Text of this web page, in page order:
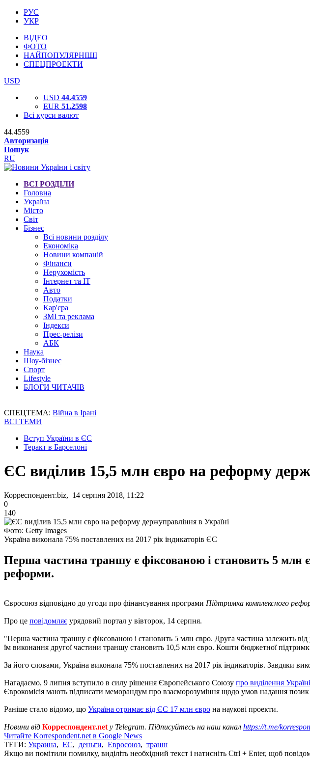
РУС
УКР
ВІДЕО
ФОТО
НАЙПОПУЛЯРНІШІ
СПЕЦПРОЕКТИ
USD
USD 44.4559
EUR 51.2598
Всі курси валют
44.4559
Авторизація
Пошук
RU
ВСІ РОЗДІЛИ
Головна
Україна
Місто
Світ
Бізнес
Всі новини розділу
Економіка
Новини компаній
Фінанси
Нерухомість
Інтернет та IT
Авто
Податки
Кар'єра
ЗМІ та реклама
Індекси
Прес-релізи
АБК
Наука
Шоу-бізнес
Спорт
Lifestyle
БЛОГИ ЧИТАЧІВ
СПЕЦТЕМА: Війна в Ірані
ВСІ ТЕМИ
Вступ України в ЄС
Теракт в Барселоні
ЄС виділив 15,5 млн євро на реформу
Корреспондент.biz, 14 серпня 2018, 11:22
0
140
Фото: Getty Images
Україна виконала 75% поставлених на 2017 рік індикаторів ЄС
Перша частина траншу є фіксованою і становить 5 млн
реформи.
Євросоюз відповідно до угоди про фінансування програми Підтримка комплексного
Про це повідомляє урядовий портал у вівторок, 14 серпня.
"Перша частина траншу є фіксованою і становить 5 млн євро. Друга частина залежить
їм виконання другої частини траншу становить 10,5 млн євро. Кошти бюджетної
За його словами, Україна виконала 75% поставлених на 2017 рік індикаторів. Завдяки
Нагадаємо, 9 липня вступило в силу рішення Європейського Союзу про виділення
Єврокомісія мають підписати меморандум про взаєморозуміння щодо умов надання
Раніше стало відомо, що Україна отримає від ЄС 17 млн ​​євро на наукові проекти.
Новини від Корреспондент.net у Telegram. Підписуйтесь на наш канал https://t.me/
Читайте Korrespondent.net в Google News
ТЕГИ: Украина, ЕС, деньги, Евросоюз, транш
Якщо ви помітили помилку, виділіть необхідний текст і натисніть Ctrl + Enter, щоб